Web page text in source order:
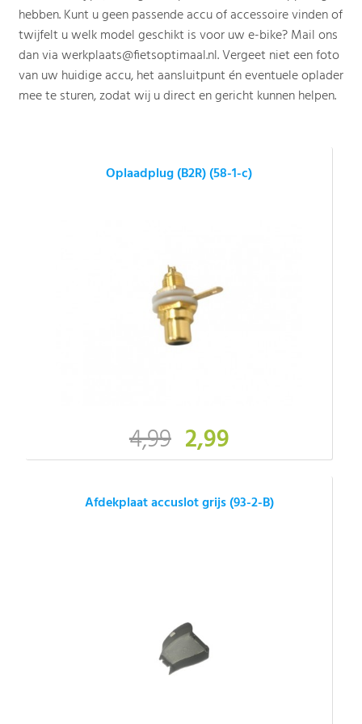
hebben. Kunt u geen passende accu of accessoire vinden of
twijfelt u welk model geschikt is voor uw e-bike? Mail ons
dan viawerkplaats@fietsoptimaal.nl. Vergeet niet een foto
van uw huidige accu, het aansluitpunt én eventuele oplader
mee te sturen, zodat wij u direct en gericht kunnen helpen.
Oplaadplug (B2R) (58-1-c)
4,99 2,99
Afdekplaat accuslot grijs (93-2-B)